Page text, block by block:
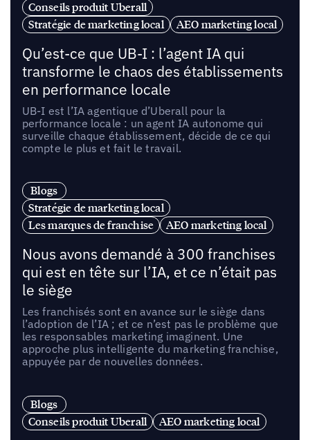
Conseils produit Uberall
Stratégie de marketing local
AEO marketing local
Qu’est-ce que UB-I : l’agent IA qui
transforme le chaos des établissements
en performance locale
UB-I est l’IA agentique d’Uberall pour la
performance locale : un agent IA autonome qui
surveille chaque établissement, décide de ce qui
compte le plus et fait le travail.
Blogs
Stratégie de marketing local
Les marques de franchise
AEO marketing local
Nous avons demandé à 300 franchises
qui est en tête sur l’IA, et ce n’était pas
le siège
Les franchisés sont en avance sur le siège dans
l’adoption de l’IA ; et ce n’est pas le problème que
les responsables marketing imaginent. Une
approche plus intelligente du marketing franchise,
appuyée par de nouvelles données.
Blogs
Conseils produit Uberall
AEO marketing local